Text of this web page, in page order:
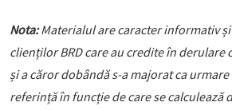
Nota:Materialul are caracter informativ și
clienților BRD care au credite în derulare
și a căror dobândă s-a majorat ca
referință în funcție de care se calculează